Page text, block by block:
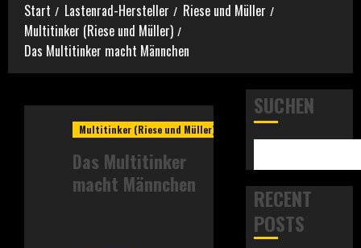
Start Lastenrad-Hersteller
Riese und Müller
Multitinker (Riese und Müller)
Das Multitinker macht Männchen
Multitinker (Riese und Müller)
Das Multitinker
macht Männchen
SUCHEN
RECENT
POSTS